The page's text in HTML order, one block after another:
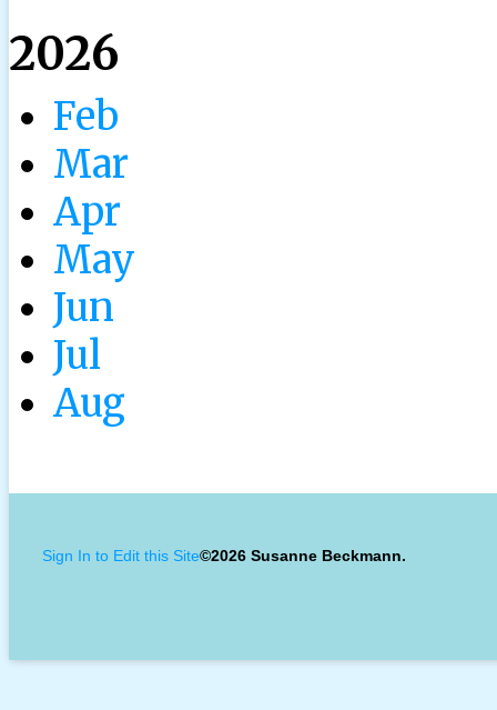
2026
Feb
Mar
Apr
May
Jun
Jul
Aug
Sign In to Edit this Site©2026 Susanne Beckmann.